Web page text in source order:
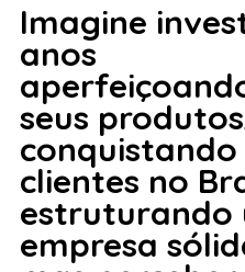
Imagine
anos
seus
conquistando
clientes no
estruturando
empresa